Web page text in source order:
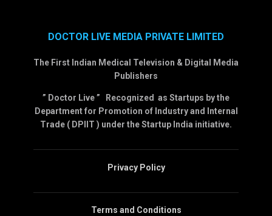
DOCTOR LIVE MEDIA PRIVATE LIMITED
The First Indian Medical Television & Digital Media
Publishers
” Doctor Live ” Recognized as Startups by the
Department for Promotion of Industry and Internal
Trade ( DPIIT ) under the Startup India initiative.
Privacy Policy
Terms and Conditions